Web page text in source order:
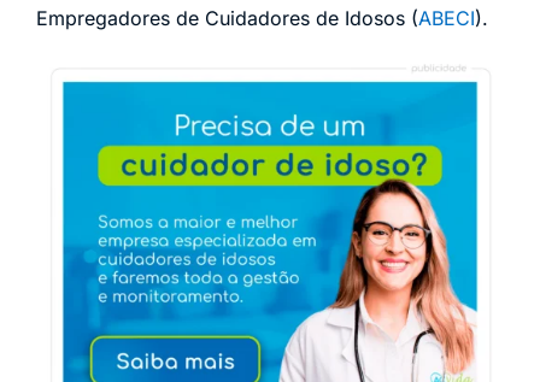
Empregadores de Cuidadores de Idosos (ABECI).